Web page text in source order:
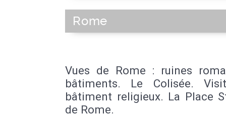
Rome
Vues de Rome : ruines
bâtiments. Le Colisée.
bâtiment religieux. La Place
de Rome.